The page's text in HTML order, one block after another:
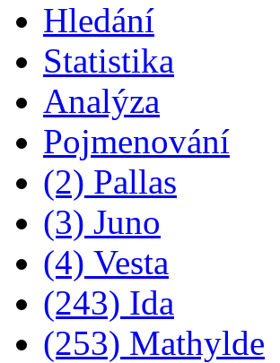
Hledání
Statistika
Analýza
Pojmenování
(2) Pallas
(3) Juno
(4) Vesta
(243) Ida
(253) Mathylde